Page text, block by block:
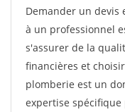
Demander un devis
à un professionnel
s'assurer de la
financières et
plomberie est un
expertise